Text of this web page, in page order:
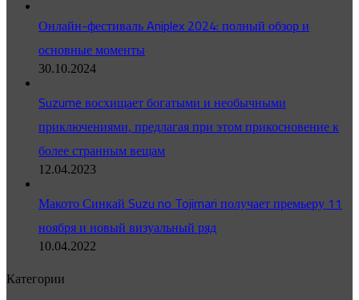
Онлайн-фестиваль Aniplex 2024: полный обзор и
основные моменты
30.10.2024
Suzume восхищает богатыми и необычными
приключениями, предлагая при этом прикосновение к
более странным вещам
12.04.2023
Макото Синкай Suzu no Tojimari получает премьеру 11
ноября и новый визуальный ряд
10.04.2022
Категории